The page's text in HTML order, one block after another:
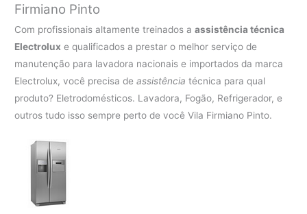
Firmiano Pinto
Com profissionais altamente treinados aassistência técnica
Electrolux e qualificados a prestar o melhor serviço de
manutenção para lavadora nacionais e importados da marca
Electrolux, você precisa deassistência técnica para qual
produto? Eletrodomésticos. Lavadora, Fogão, Refrigerador, e
outros tudo isso sempre perto de você Vila Firmiano Pinto.